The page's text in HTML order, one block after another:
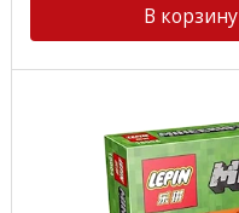
В корзину